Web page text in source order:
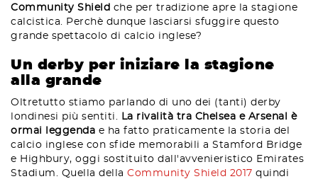
Community Shield che per tradizione apre la stagione
calcistica. Perchè dunque lasciarsi sfuggire questo
grande spettacolo di calcio inglese?
Un derby per iniziare la stagione
alla grande
Oltretutto stiamo parlando di uno dei (tanti) derby
londinesi più sentiti.
La rivalità tra Chelsea e Arsenal è
ormai leggenda e ha fatto praticamente la storia del
calcio inglese con sfide memorabili a Stamford Bridge
e Highbury, oggi sostituito dall'avvenieristico Emirates
Stadium. Quella della Community Shield 2017 quindi